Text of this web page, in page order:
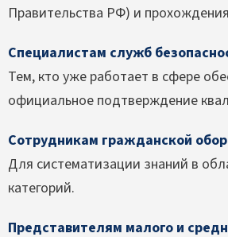
Правительства РФ) и
Специалистам служб
Тем, кто уже работает в сфере
официальное подтверждение
Сотрудникам гражданской
Для систематизации знаний в
категорий.
Представителям малого и